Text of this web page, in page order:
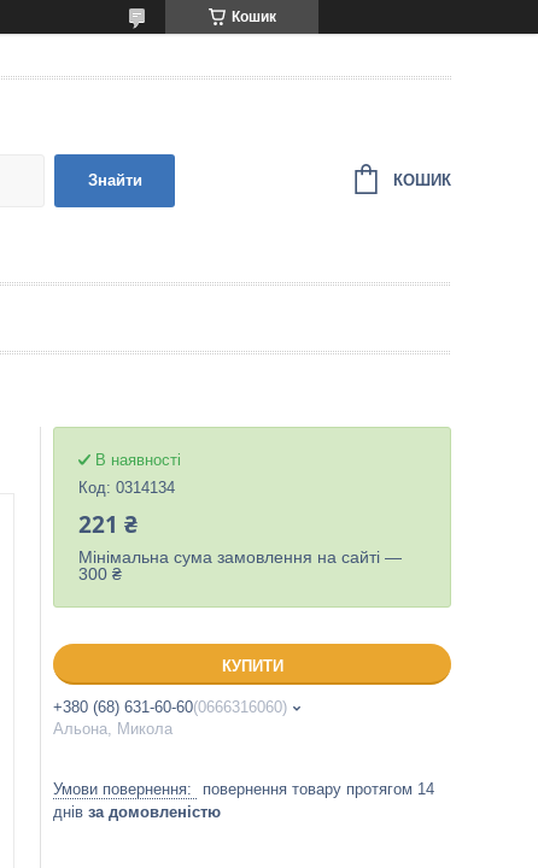
Кошик
Знайти КОШИК
В наявності
Код: 0314134
221 ₴
Мінімальна сума замовлення на сайті —
300 ₴
КУПИТИ
+380 (68) 631-60-60 0666316060
Альона, Микола
повернення товару протягом 14
днів за домовленістю